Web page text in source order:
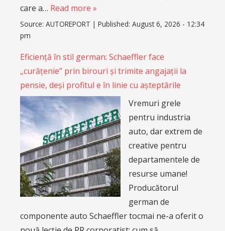
care a… Read more »
Source: AUTOREPORT | Published: August 6, 2026 - 12:34
pm
Eficiență în stil german: Schaeffler face
„curățenie” prin birouri și trimite angajații la
pensie, deși profitul e în linie cu așteptările
Vremuri grele
pentru industria
auto, dar extrem de
creative pentru
departamentele de
resurse umane!
Producătorul
german de
componente auto Schaeffler tocmai ne-a oferit o